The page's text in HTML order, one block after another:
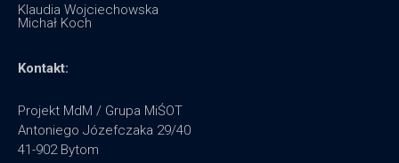
Klaudia Wojciechowska
Michał Koch
Kontakt:
Projekt MdM / Grupa MiŚOT
Antoniego Józefczaka 29/40
41-902 Bytom